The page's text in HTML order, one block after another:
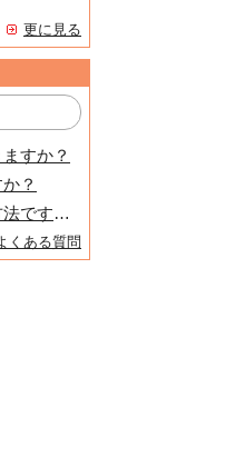
更に見る
すか？
？
代金の支払いはどのような方法ですか？
くある質問